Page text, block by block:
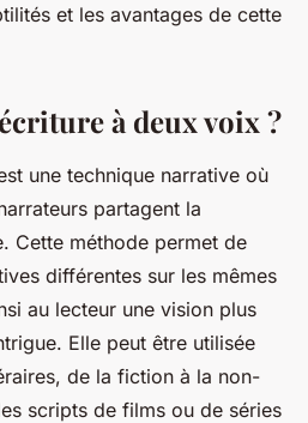
et les avantages de cette
à deux voix ?
une technique narrative où
partagent la
Cette méthode permet de
différentes sur les mêmes
au lecteur une vision plus
Elle peut être utilisée
de la fiction à la non-
scripts de films ou de séries